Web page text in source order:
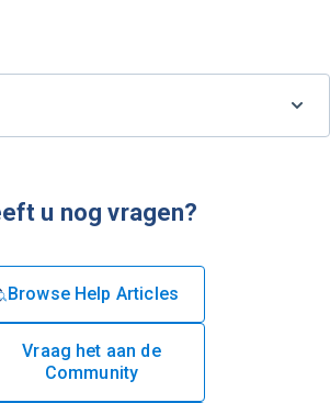
u nog vragen?
Browse Help Articles
Vraag het aan de
Community